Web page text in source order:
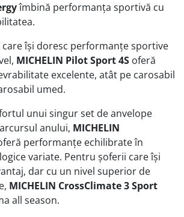
îmbină performanța sportivă cu
își doresc performanțe sportive
MICHELIN Pilot Sport 4S oferă
excelente, atât pe carosabil
umed.
unui singur set de anvelope
anului, MICHELIN
performanțe echilibrate în
variate. Pentru șoferii care își
dar cu un nivel superior de
MICHELIN CrossClimate 3 Sport
all season.